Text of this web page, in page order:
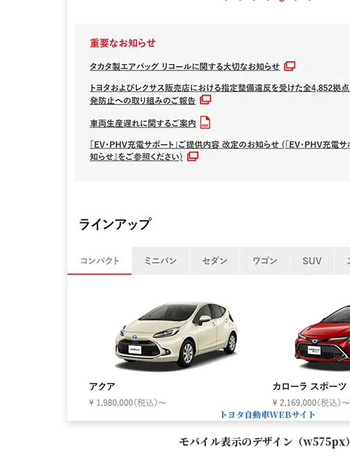
トヨタ自動車WEBサイト
モバイル表示のデザイン（w575px）